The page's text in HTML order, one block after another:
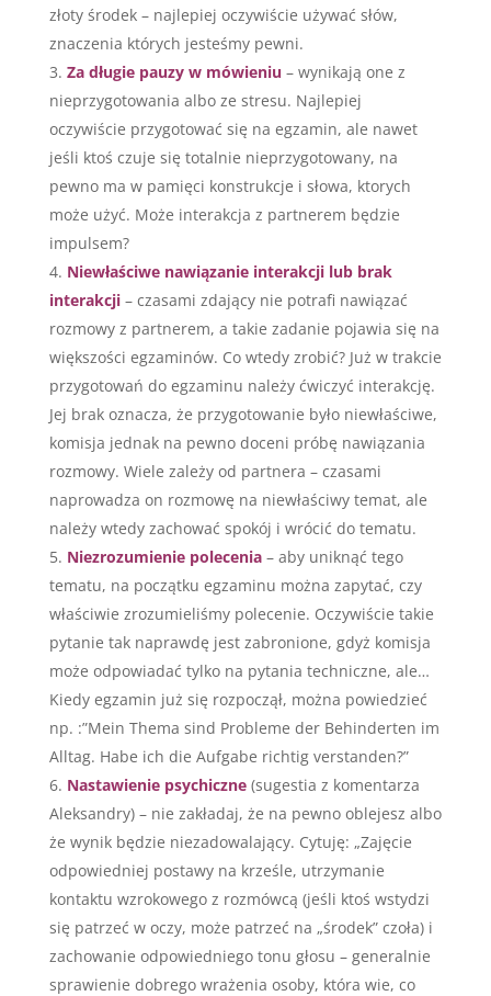
złoty środek – najlepiej oczywiście używać słów,
znaczenia których jesteśmy pewni.
Za długie pauzy w mówieniu – wynikają one z
nieprzygotowania albo ze stresu. Najlepiej
oczywiście przygotować się na egzamin, ale nawet
jeśli ktoś czuje się totalnie nieprzygotowany, na
pewno ma w pamięci konstrukcje i słowa, ktorych
może użyć. Może interakcja z partnerem będzie
impulsem?
Niewłaściwe nawiązanie interakcji lub brak
interakcji – czasami zdający nie potrafi nawiązać
rozmowy z partnerem, a takie zadanie pojawia się na
większości egzaminów. Co wtedy zrobić? Już w trakcie
przygotowań do egzaminu należy ćwiczyć interakcję.
Jej brak oznacza, że przygotowanie było niewłaściwe,
komisja jednak na pewno doceni próbę nawiązania
rozmowy. Wiele zależy od partnera – czasami
naprowadza on rozmowę na niewłaściwy temat, ale
należy wtedy zachować spokój i wrócić do tematu.
Niezrozumienie polecenia– aby uniknąć tego
tematu, na początku egzaminu można zapytać, czy
właściwie zrozumieliśmy polecenie. Oczywiście takie
pytanie tak naprawdę jest zabronione, gdyż komisja
może odpowiadać tylko na pytania techniczne, ale…
Kiedy egzamin już się rozpoczął, można powiedzieć
np. :”Mein Thema sind Probleme der Behinderten im
Alltag. Habe ich die Aufgabe richtig verstanden?”
Nastawienie psychiczne(sugestia z komentarza
Aleksandry) – nie zakładaj, że na pewno oblejesz albo
że wynik będzie niezadowalający. Cytuję: „Zajęcie
odpowiedniej postawy na krześle, utrzymanie
kontaktu wzrokowego z rozmówcą (jeśli ktoś wstydzi
się patrzeć w oczy, może patrzeć na „środek” czoła) i
zachowanie odpowiedniego tonu głosu – generalnie
sprawienie dobrego wrażenia osoby, która wie, co